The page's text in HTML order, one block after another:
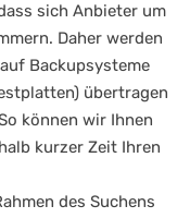
sich Anbieter um
Daher werden
Backupsysteme
übertragen
können wir Ihnen
kurzer Zeit Ihren
des Suchens